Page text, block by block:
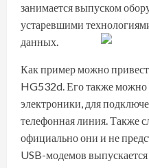
занимается выпуском
устаревшими
данных.
Как пример можно
HG532d. Его также можно
электроники, для
телефонная линия. Также
официально они и не
USB-модемов